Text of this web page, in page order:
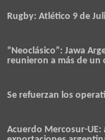
Rugby: Atlético 9 de
“Neoclásico”: Jawa
reunieron a más de un
Se refuerzan los
Acuerdo Mercosur-